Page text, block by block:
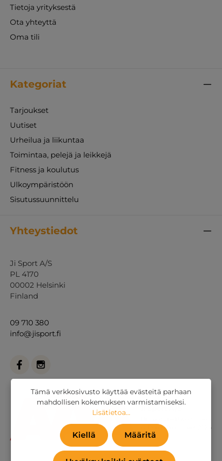
Tietoja yrityksestä
Ota yhteyttä
Oma tili
Kategoriat
Tarjoukset
Uutiset
Urheilua ja liikuntaa
Toimintaa, pelejä ja leikkejä
Fitness ja koulutus
Ulkoympäristöön
Sisutussuunnittelu
Yhteystiedot
Ji Sport A/S
PL 4170
00002 Helsinki
Finland
09 710 380
info@jisport.fi
Tämä verkkosivusto käyttää evästeitä parhaan
mahdollisen kokemuksen varmistamiseksi.
Lisätietoa...
Kiellä Määritä